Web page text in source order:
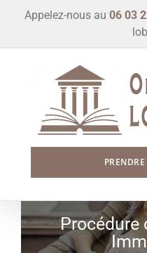
content
Appelez-nous au 06 03
Procédure